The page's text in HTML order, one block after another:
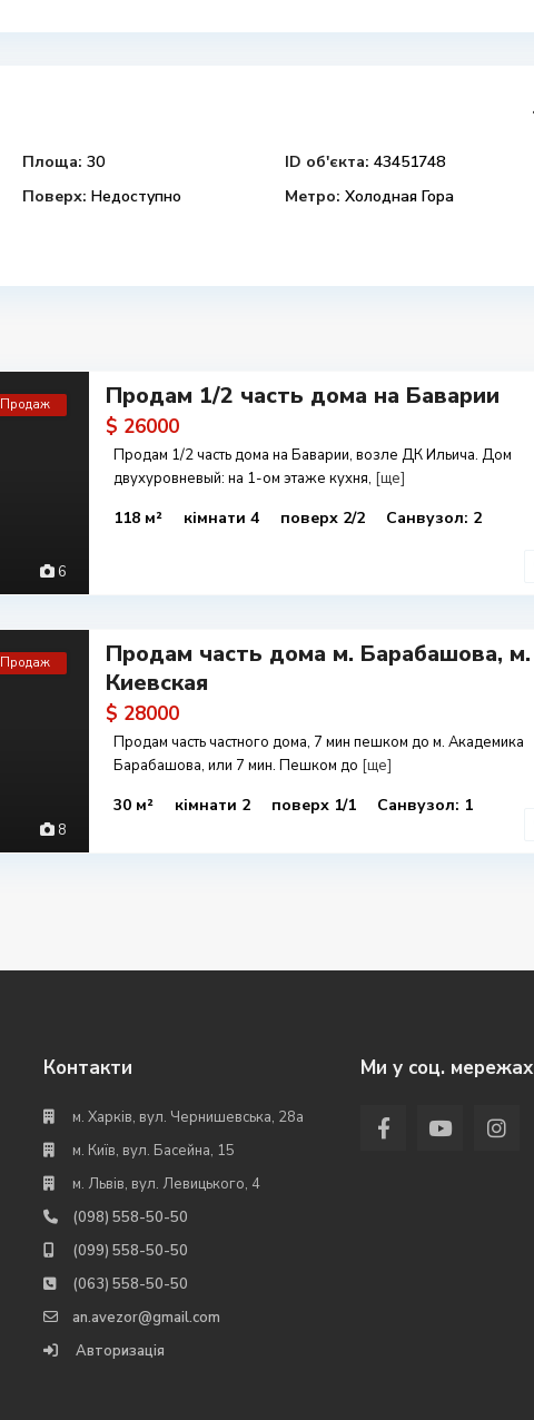
Площа: 30 ID об'єкта: 43451748
Поверх: Недоступно Метро: Холодная Гора
6
Продаж Продам 1/2 часть дома на Баварии
$ 26000
Продам 1/2 часть дома на Баварии, возле ДК Ильича. Дом
двухуровневый: на 1-ом этаже кухня, [ще]
118 м² кімнати 4 поверх 2/2 Санвузол: 2
8
Продаж
Продам часть дома м. Барабашова, м.
Киевская
$ 28000
Продам часть частного дома, 7 мин пешком до м. Академика
Барабашова, или 7 мин. Пешком до [ще]
30 м² кімнати 2 поверх 1/1 Санвузол: 1
Контакти
м. Харків, вул. Чернишевська, 28а
м. Київ, вул. Басейна, 15
м. Львів, вул. Левицького, 4
(098) 558-50-50
(099) 558-50-50
(063) 558-50-50
an.avezor@gmail.com
Авторизація
Ми у соц. мережах